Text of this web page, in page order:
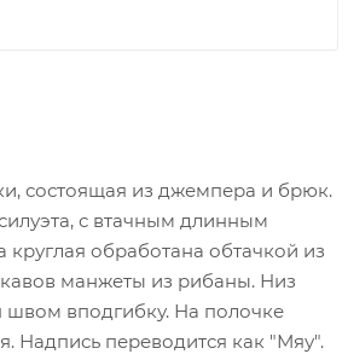
состоящая из джемпера и брюк.
с втачным длинным
круглая обработана обтачкой из
манжеты из рибаны. Низ
швом вподгибку. На полочке
Надпись переводится как "Мяу".